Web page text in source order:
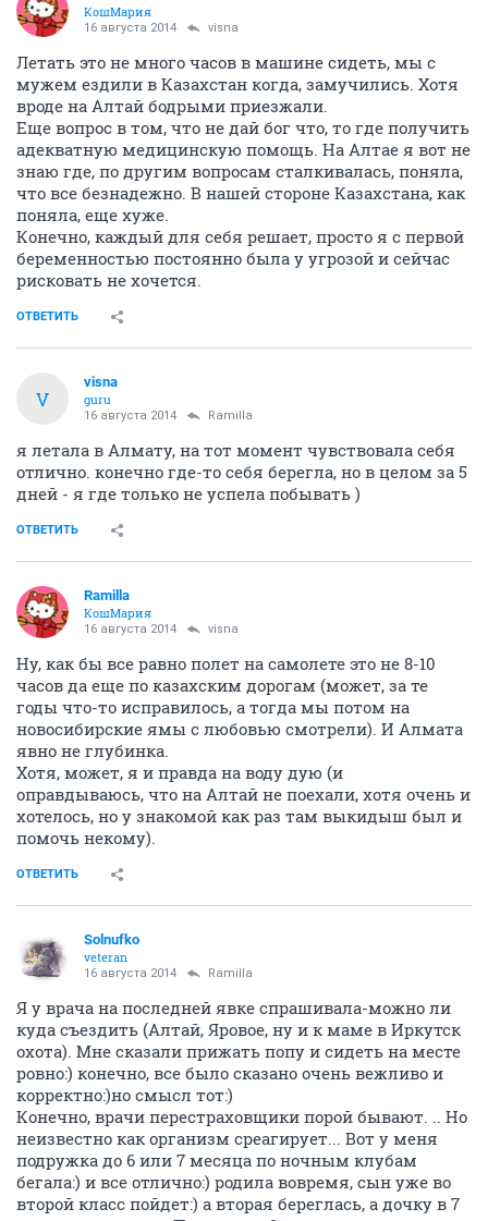
КошМария
16 августа 2014 visna
Летать это не много часов в машине сидеть, мы с
мужем ездили в Казахстан когда, замучились. Хотя
вроде на Алтай бодрыми приезжали.
Еще вопрос в том, что не дай бог что, то где получить
адекватную медицинскую помощь. На Алтае я вот не
знаю где, по другим вопросам сталкивалась, поняла,
что все безнадежно. В нашей стороне Казахстана, как
поняла, еще хуже.
Конечно, каждый для себя решает, просто я с первой
беременностью постоянно была у угрозой и сейчас
рисковать не хочется.
ОТВЕТИТЬ
V
visna
guru
16 августа 2014 Ramilla
я летала в Алмату, на тот момент чувствовала себя
отлично. конечно где-то себя берегла, но в целом за 5
дней - я где только не успела побывать )
ОТВЕТИТЬ
Ramilla
КошМария
16 августа 2014 visna
Ну, как бы все равно полет на самолете это не 8-10
часов да еще по казахским дорогам (может, за те
годы что-то исправилось, а тогда мы потом на
новосибирские ямы с любовью смотрели). И Алмата
явно не глубинка.
Хотя, может, я и правда на воду дую (и
оправдываюсь, что на Алтай не поехали, хотя очень и
хотелось, но у знакомой как раз там выкидыш был и
помочь некому).
ОТВЕТИТЬ
Solnufko
veteran
16 августа 2014 Ramilla
Я у врача на последней явке спрашивала-можно ли
куда съездить (Алтай, Яровое, ну и к маме в Иркутск
охота). Мне сказали прижать попу и сидеть на месте
ровно:) конечно, все было сказано очень вежливо и
корректно:)но смысл тот:)
Конечно, врачи перестраховщики порой бывают. .. Но
неизвестно как организм среагирует... Вот у меня
подружка до 6 или 7 месяца по ночным клубам
бегала:) и все отлично:) родила вовремя, сын уже во
второй класс пойдет:) а вторая береглась, а дочку в 7